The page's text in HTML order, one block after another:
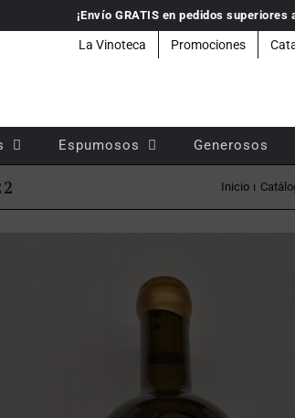
¡Envío GRATIS en pedidos superiores
La Vinoteca Promociones
Espumosos Generosos
Inicio